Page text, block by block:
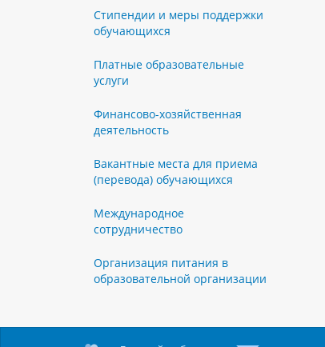
Стипендии и меры поддержки
обучающихся
Платные образовательные
услуги
Финансово-хозяйственная
деятельность
Вакантные места для приема
(перевода) обучающихся
Международное
сотрудничество
Организация питания в
образовательной организации